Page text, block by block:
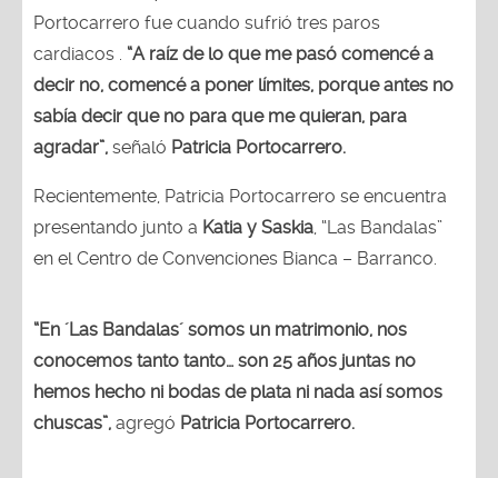
Portocarrero fue cuando sufrió tres paros
cardiacos . “A raíz de lo que me pasó comencé a
decir no, comencé a poner límites, porque antes no
sabía decir que no para que me quieran, para
agradar”, señaló Patricia Portocarrero.
Recientemente, Patricia Portocarrero se encuentra
presentando junto a Katia y Saskia, “Las Bandalas”
en el Centro de Convenciones Bianca – Barranco.
“En ´Las Bandalas´ somos un matrimonio, nos
conocemos tanto tanto… son 25 años juntas no
hemos hecho ni bodas de plata ni nada así somos
chuscas”, agregó Patricia Portocarrero.